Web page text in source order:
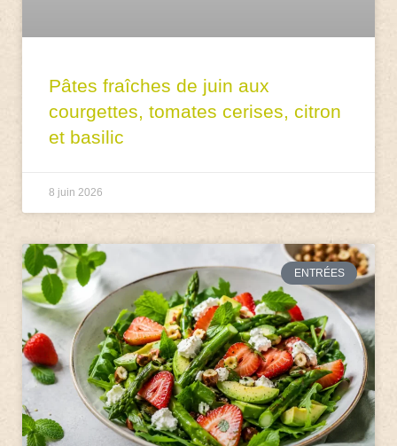
Pâtes fraîches de juin aux
courgettes, tomates cerises, citron
et basilic
8 juin 2026
ENTRÉES